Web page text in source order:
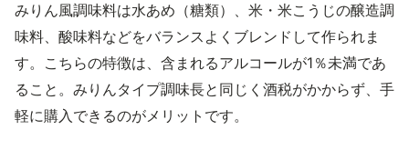
みりん風調味料は水あめ（糖類）、米・米こうじの醸造調
味料、酸味料などをバランスよくブレンドして作られま
す。こちらの特徴は、含まれるアルコールが1％未満であ
ること。みりんタイプ調味長と同じく酒税がかからず、手
軽に購入できるのがメリットです。